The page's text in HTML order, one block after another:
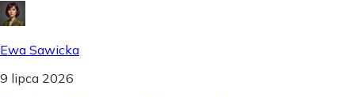
Ewa Sawicka
9 lipca 2026